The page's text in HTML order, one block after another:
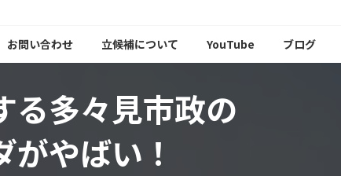
お問い合わせ 立候補について YouTube ブログ
る多々見市政の
やばい！